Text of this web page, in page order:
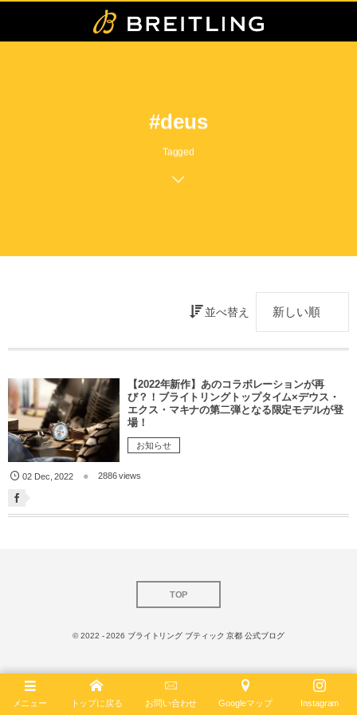
#deus
Tagged
並べ替え
【2022年新作】あのコラボレーションが再
び？！ブライトリングトップタイム×デウス・
エクス・マキナの第二弾となる限定モデルが登
場！
お知らせ
02 Dec ,2022 2886 views
TOP
© 2022 - 2026 ブライトリング ブティック 京都 公式ブログ
メニュー トップに戻る お問い合わせ Googleマップ Instagram